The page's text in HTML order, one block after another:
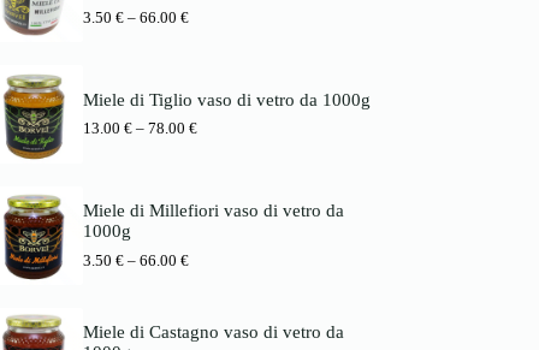
3.50 € – 66.00 €P
p
e
.
€
Miele di Tiglio vaso di vetro da 1000g
13.00 € – 78.00 €P
s
:
Miele di Millefiori vaso di vetro da
1000g
3.50 € – 66.00 €P
s
Miele di Castagno vaso di vetro da